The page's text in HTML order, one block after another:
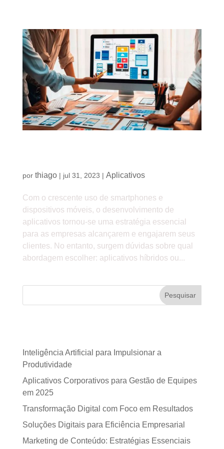
por thiago| jul 31, 2023 | Aplicativos
Com o crescente uso de smartphones e
dispositivos móveis, o desenvolvimento de
aplicativos tornou-se uma estratégia essencial
para as empresas alcançarem e engajarem seus
clientes. No entanto, surgem dúvidas sobre qual
abordagem escolher: aplicativos híbridos ou...
Pesquisar
Inteligência Artificial para Impulsionar a
Produtividade
Aplicativos Corporativos para Gestão de Equipes
em 2025
Transformação Digital com Foco em Resultados
Soluções Digitais para Eficiência Empresarial
Marketing de Conteúdo: Estratégias Essenciais